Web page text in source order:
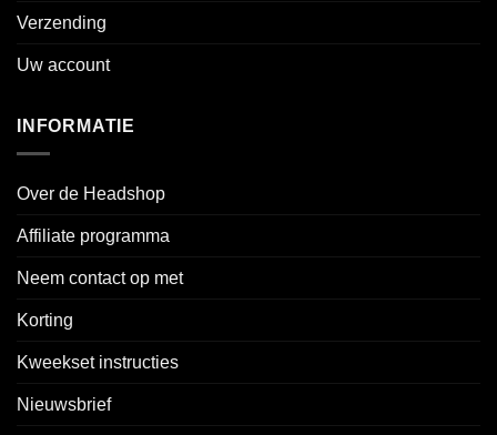
Verzending
Uw account
INFORMATIE
Over de Headshop
Affiliate programma
Neem contact op met
Korting
Kweekset instructies
Nieuwsbrief